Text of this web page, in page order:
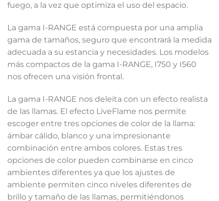
fuego, a la vez que optimiza el uso del espacio.
La gama I-RANGE está compuesta por una amplia
gama de tamaños, seguro que encontrará la medida
adecuada a su estancia y necesidades. Los modelos
más compactos de la gama I-RANGE, I750 y I560
nos ofrecen una visión frontal.
La gama I-RANGE nos deleita con un efecto realista
de las llamas. El efecto LiveFlame nos permite
escoger entre tres opciones de color de la llama:
ámbar cálido, blanco y una impresionante
combinación entre ambos colores. Estas tres
opciones de color pueden combinarse en cinco
ambientes diferentes ya que los ajustes de
ambiente permiten cinco niveles diferentes de
brillo y tamaño de las llamas, permitiéndonos